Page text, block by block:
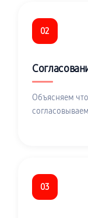
02
Объясняем
03